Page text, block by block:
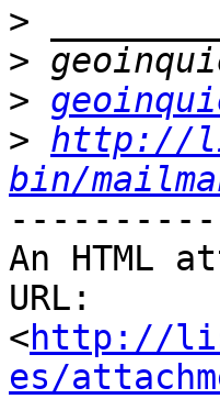
>
>
>
> http://
bin/
An HTML
URL:
<http://
es/